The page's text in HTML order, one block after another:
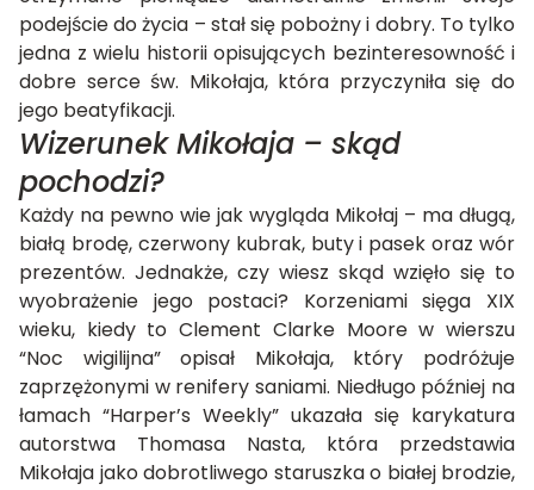
podejście do życia – stał się pobożny i dobry. To tylko
jedna z wielu historii opisujących bezinteresowność i
dobre serce św. Mikołaja, która przyczyniła się do
jego beatyfikacji.
Wizerunek Mikołaja – skąd
pochodzi?
Każdy na pewno wie jak wygląda Mikołaj – ma długą,
białą brodę, czerwony kubrak, buty i pasek oraz wór
prezentów. Jednakże, czy wiesz skąd wzięło się to
wyobrażenie jego postaci? Korzeniami sięga XIX
wieku, kiedy to Clement Clarke Moore w wierszu
“Noc wigilijna” opisał Mikołaja, który podróżuje
zaprzężonymi w renifery saniami. Niedługo później na
łamach “Harper’s Weekly” ukazała się karykatura
autorstwa Thomasa Nasta, która przedstawia
Mikołaja jako dobrotliwego staruszka o białej brodzie,